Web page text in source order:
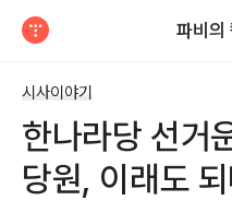
파비의
시사이야기
한나라당 선거
당원, 이래도